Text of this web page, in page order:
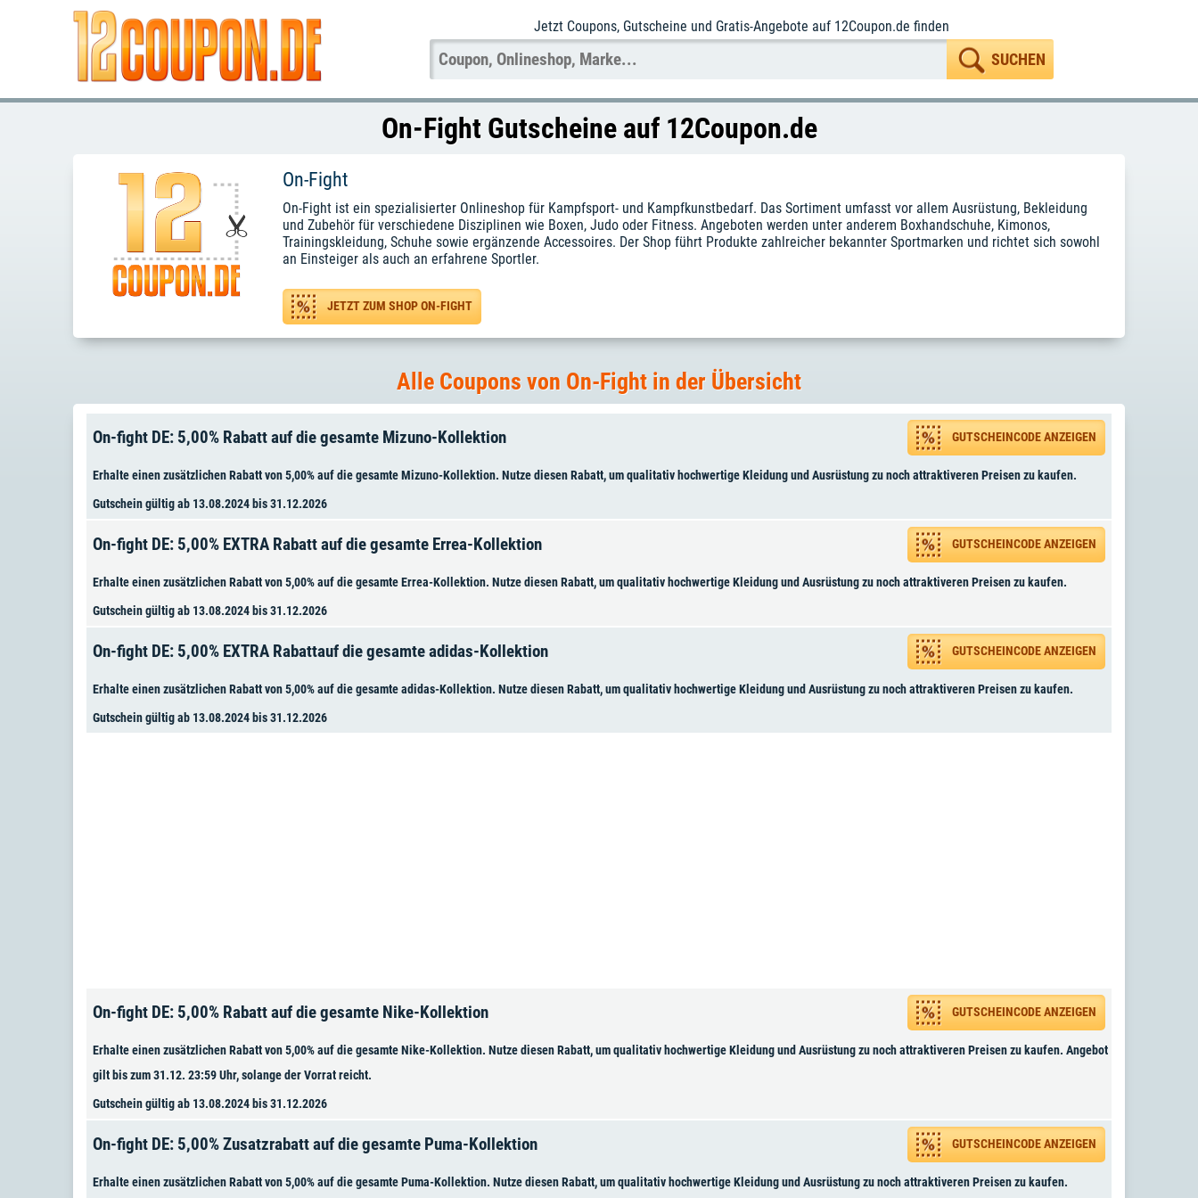
Jetzt Coupons, Gutscheine und Gratis-Angebote auf 12Coupon.de finden
On-Fight Gutscheine auf 12Coupon.de
On-Fight
On-Fight ist ein spezialisierter Onlineshop für Kampfsport- und Kampfkunstbedarf. Das Sortiment umfasst vor allem Ausrüstung, Bekleidung
und Zubehör für verschiedene Disziplinen wie Boxen, Judo oder Fitness. Angeboten werden unter anderem Boxhandschuhe, Kimonos,
Trainingskleidung, Schuhe sowie ergänzende Accessoires. Der Shop führt Produkte zahlreicher bekannter Sportmarken und richtet sich sowohl
an Einsteiger als auch an erfahrene Sportler.
JETZT ZUM SHOP ON-FIGHT
Alle Coupons von On-Fight in der Übersicht
On-fight DE: 5,00% Rabatt auf die gesamte Mizuno-Kollektion GUTSCHEINCODE ANZEIGEN
Erhalte einen zusätzlichen Rabatt von 5,00% auf die gesamte Mizuno-Kollektion. Nutze diesen Rabatt, um qualitativ hochwertige Kleidung und Ausrüstung zu noch attraktiveren Preisen zu kaufen.
Gutschein gültig ab 13.08.2024 bis 31.12.2026
On-fight DE: 5,00% EXTRA Rabatt auf die gesamte Errea-Kollektion GUTSCHEINCODE ANZEIGEN
Erhalte einen zusätzlichen Rabatt von 5,00% auf die gesamte Errea-Kollektion. Nutze diesen Rabatt, um qualitativ hochwertige Kleidung und Ausrüstung zu noch attraktiveren Preisen zu kaufen.
Gutschein gültig ab 13.08.2024 bis 31.12.2026
On-fight DE: 5,00% EXTRA Rabattauf die gesamte adidas-Kollektion GUTSCHEINCODE ANZEIGEN
Erhalte einen zusätzlichen Rabatt von 5,00% auf die gesamte adidas-Kollektion. Nutze diesen Rabatt, um qualitativ hochwertige Kleidung und Ausrüstung zu noch attraktiveren Preisen zu kaufen.
Gutschein gültig ab 13.08.2024 bis 31.12.2026
On-fight DE: 5,00% Rabatt auf die gesamte Nike-Kollektion GUTSCHEINCODE ANZEIGEN
Erhalte einen zusätzlichen Rabatt von 5,00% auf die gesamte Nike-Kollektion. Nutze diesen Rabatt, um qualitativ hochwertige Kleidung und Ausrüstung zu noch attraktiveren Preisen zu kaufen. Angebot
gilt bis zum 31.12. 23:59 Uhr, solange der Vorrat reicht.
Gutschein gültig ab 13.08.2024 bis 31.12.2026
On-fight DE: 5,00% Zusatzrabatt auf die gesamte Puma-Kollektion GUTSCHEINCODE ANZEIGEN
Erhalte einen zusätzlichen Rabatt von 5,00% auf die gesamte Puma-Kollektion. Nutze diesen Rabatt, um qualitativ hochwertige Kleidung und Ausrüstung zu noch attraktiveren Preisen zu kaufen.